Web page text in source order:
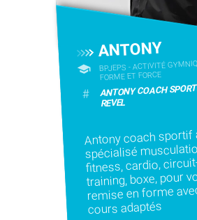
ANTONY
BPJEPS - ACTIVITÉ
FORME ET FORCE
# ANTONY COACH
REVEL
Antony coach sportif
spécialisé
fitness, cardio,
training, boxe, pour
remise en forme
cours adaptés